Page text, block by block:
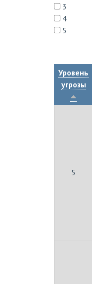
3
4
5
Уровень
угрозы
5